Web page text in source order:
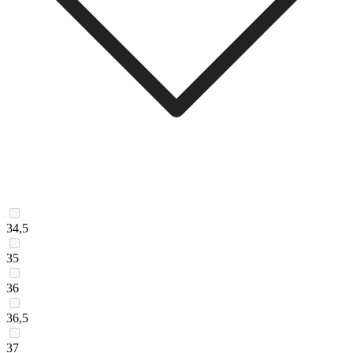
34,5
35
36
36,5
37